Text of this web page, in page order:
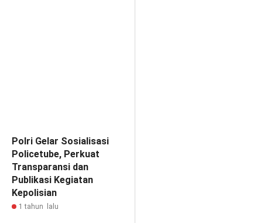
Polri Gelar Sosialisasi
Policetube, Perkuat
Transparansi dan
Publikasi Kegiatan
Kepolisian
1 tahun lalu